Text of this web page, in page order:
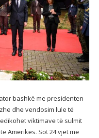
bashkë me presidenten
dhe vendosim lule të
viktimave të sulmit
Amerikës. Sot 24 vjet më